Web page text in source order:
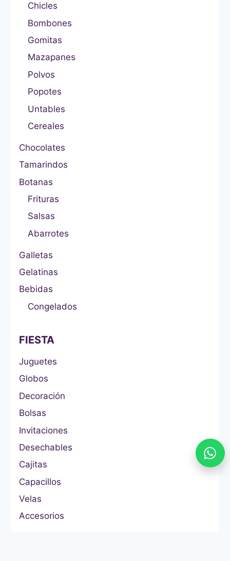
Chicles
Bombones
Gomitas
Mazapanes
Polvos
Popotes
Untables
Cereales
Chocolates
Tamarindos
Botanas
Frituras
Salsas
Abarrotes
Galletas
Gelatinas
Bebidas
Congelados
FIESTA
Juguetes
Globos
Decoración
Bolsas
Invitaciones
Desechables
Cajitas
Capacillos
Velas
Accesorios